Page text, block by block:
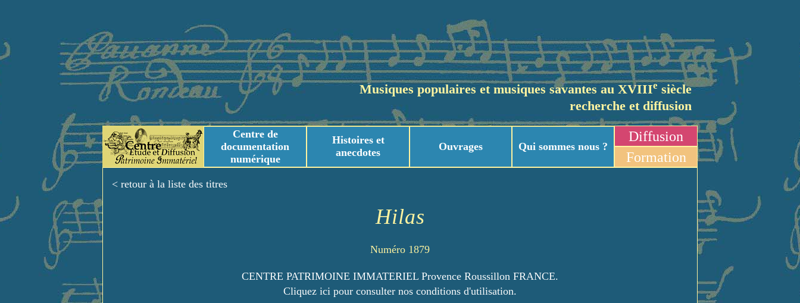
Musiques populaires et musiques savantes au XVIIIesiècle
recherche et diffusion
Centre de
documentation
numérique
Histoires et
anecdotes
Ouvrages Qui sommes nous ?
Diffusion
Formation
< retour à la liste des titres
Hilas
Numéro 1879
CENTRE PATRIMOINE IMMATERIEL Provence Roussillon FRANCE.
Cliquez ici pour consulter nos conditions d'utilisation.